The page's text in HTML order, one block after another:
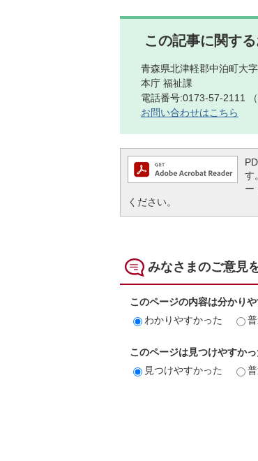
この記事に関す
青森県北津軽郡中泊町大
本庁 福祉課
電話番号:0173-57-2111 （
お問い合わせはこちら
す
ー
ください。
みなさまのご意見
このページの内容は分かり
わかりやすかった
このページは見つけやすか
見つけやすかった